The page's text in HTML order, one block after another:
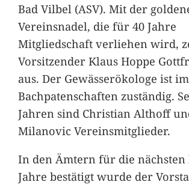
Bad Vilbel (ASV). Mit der
Vereinsnadel, die für 40 Jahre
Mitgliedschaft verliehen wird,
Vorsitzender Klaus Hoppe
aus. Der Gewässerökologe ist
Bachpatenschaften zuständig.
Jahren sind Christian Althoff
Milanovic Vereinsmitglieder.
In den Ämtern für die nächsten
Jahre bestätigt wurde der